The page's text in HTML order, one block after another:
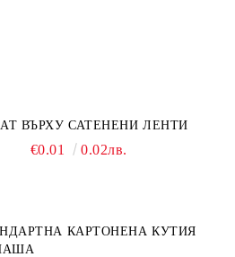
ВЪРХУ САТЕНЕНИ ЛЕНТИ
€0.01 0.02лв.
КАРТОНЕНА КУТИЯ